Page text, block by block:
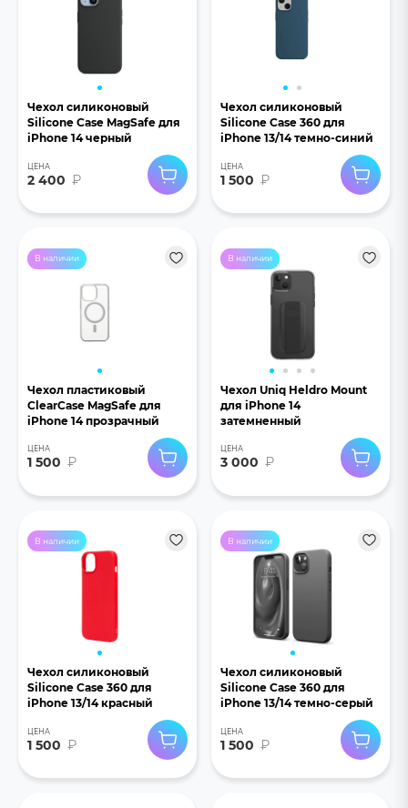
Чехол силиконовый
Silicone Case MagSafe для
iPhone 14 черный
ЦЕНА
2 400 ₽
Чехол силиконовый
Silicone Case 360 для
iPhone 13/14 темно-синий
ЦЕНА
1 500 ₽
В наличии
Чехол пластиковый
ClearCase MagSafe для
iPhone 14 прозрачный
ЦЕНА
1 500 ₽
В наличии
Чехол Uniq Heldro Mount
для iPhone 14
затемненный
ЦЕНА
3 000 ₽
В наличии
Чехол силиконовый
Silicone Case 360 для
iPhone 13/14 красный
ЦЕНА
1 500 ₽
В наличии
Чехол силиконовый
Silicone Case 360 для
iPhone 13/14 темно-серый
ЦЕНА
1 500 ₽